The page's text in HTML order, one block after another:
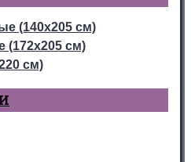
(140х205 см)
(172х205 см)
см)